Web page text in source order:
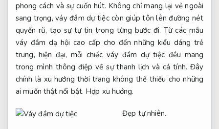
phong cách và sự cuốn hút. Không chỉ mang lại vẻ ngoài
sang trọng, váy đầm dự tiệc còn giúp tôn lên đường nét
quyến rũ, tạo sự tự tin trong từng bước đi. Từ các mẫu
váy đầm dạ hội cao cấp cho đến những kiểu dáng trẻ
trung, hiện đại, mỗi chiếc váy đầm dự tiệc đều mang
trong mình thông điệp về sự thanh lịch và cá tính. Đây
chính là xu hướng thời trang không thể thiếu cho những
ai muốn thật nổi bật. Hợp xu hướng.
Đẹp tự nhiên.